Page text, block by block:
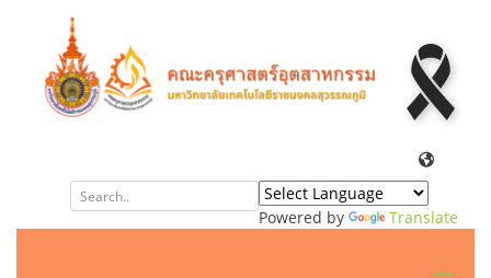
Powered by Translate